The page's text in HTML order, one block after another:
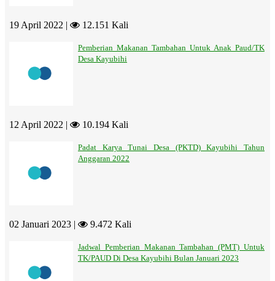
19 April 2022 | 12.151 Kali
Pemberian Makanan Tambahan Untuk Anak Paud/TK
Desa Kayubihi
12 April 2022 | 10.194 Kali
Padat Karya Tunai Desa (PKTD) Kayubihi Tahun
Anggaran 2022
02 Januari 2023 | 9.472 Kali
Jadwal Pemberian Makanan Tambahan (PMT) Untuk
TK/PAUD Di Desa Kayubihi Bulan Januari 2023